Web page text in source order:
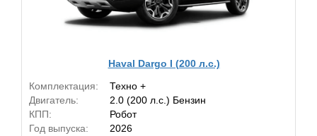
Haval Dargo I (200 л.с.)
Комплектация:
Техно +
Двигатель:
2.0 (200 л.с.) Бензин
КПП:
Робот
Год выпуска:
2026